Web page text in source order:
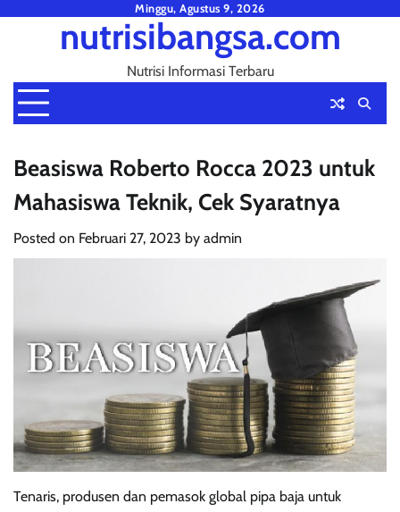
Minggu, Agustus 9, 2026
nutrisibangsa.com
Nutrisi Informasi Terbaru
Beasiswa Roberto Rocca 2023 untuk
Mahasiswa Teknik, Cek Syaratnya
Posted on Februari 27, 2023 by admin
Tenaris, produsen dan pemasok global pipa baja untuk